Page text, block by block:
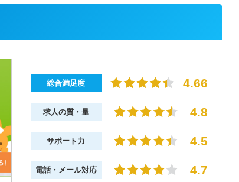
総合満足度 4.66
求人の質・量 4.8
サポート力 4.5
電話・メール対応 4.7